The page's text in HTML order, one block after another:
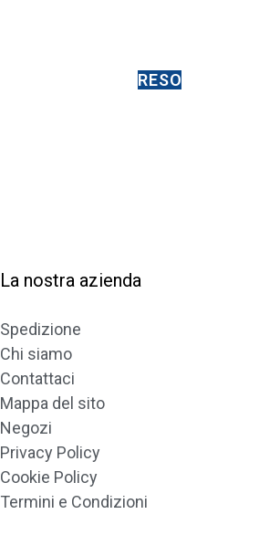
RESO
La nostra azienda
Spedizione
Chi siamo
Contattaci
Mappa del sito
Negozi
Privacy Policy
Cookie Policy
Termini e Condizioni